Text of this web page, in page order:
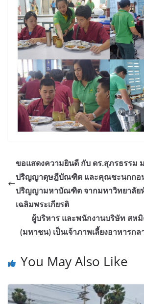
ขอแสดงความยินดี กับ ดร.สุภรธรรม
ปริญญาดุษฎีบัณฑิต และคุณชะนกกอน
ปริญญามหาบัณฑิต จากมหาวิทยาลัย
เฉลิมพระเกียรติ
ผู้บริหาร และพนักงานบริษัท สหมิ
(มหาชน) เป็นเจ้าภาพเลี้ยงอาหารก
You May Also Like